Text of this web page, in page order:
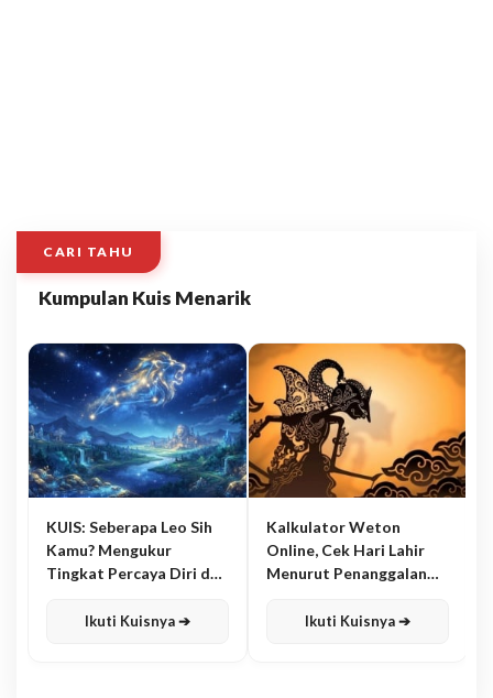
CARI TAHU
Kumpulan Kuis Menarik
KUIS: Seberapa Leo Sih
Kamu? Mengukur
Tingkat Percaya Diri dan
Ikuti Kuisnya ➔
Kalkulator Weton
Online, Cek Hari Lahir
Menurut Penanggalan
Ikuti Kuisnya ➔